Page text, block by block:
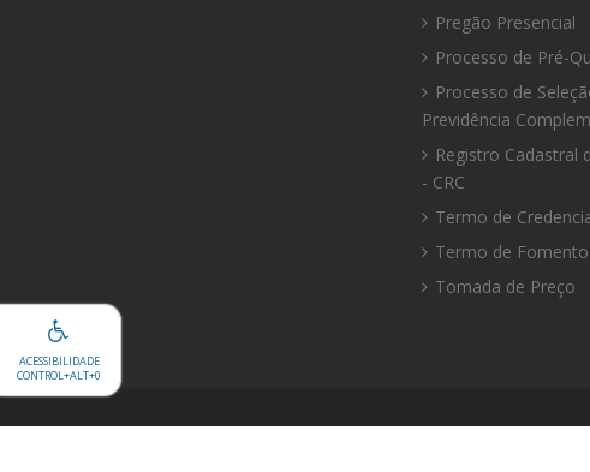
Pregão Presencial
Processo de Pré-
Processo de
Previdência
Registro Cadastral
- CRC
Termo de
Termo de Fomento
Tomada de Preço
ACESSIBILIDADE
CONTROL+ALT+0